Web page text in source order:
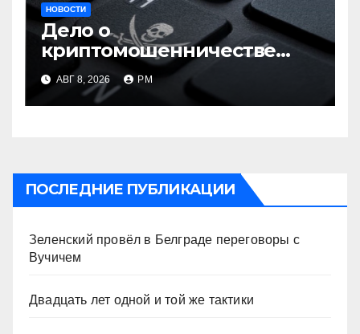
НОВОСТИ
Дело о
криптомошенничестве
оборачивают в содействие
терроризму
АВГ 8, 2026 РМ
ПОСЛЕДНИЕ ПУБЛИКАЦИИ
Зеленский провёл в Белграде переговоры с
Вучичем
Двадцать лет одной и той же тактики